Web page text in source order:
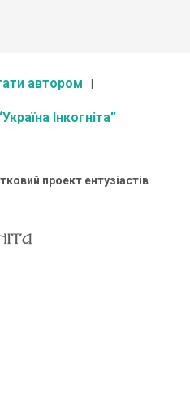
автором
Інкогніта”
проект ентузіастів